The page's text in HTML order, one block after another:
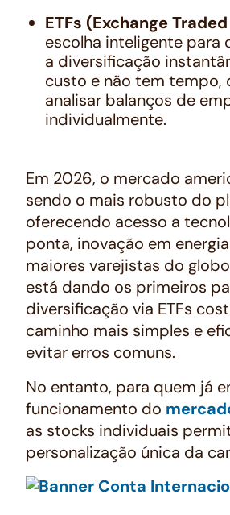
ETFs (Exchange
escolha inteligente para
a diversificação
custo e não tem tempo,
analisar balanços de
individualmente.
Em 2026, o mercado
sendo o mais robusto do
oferecendo acesso a
ponta, inovação em
maiores varejistas do
está dando os primeiros
diversificação via ETFs
caminho mais simples e
evitar erros comuns.
No entanto, para quem já
funcionamento do
as stocks individuais
personalização única da